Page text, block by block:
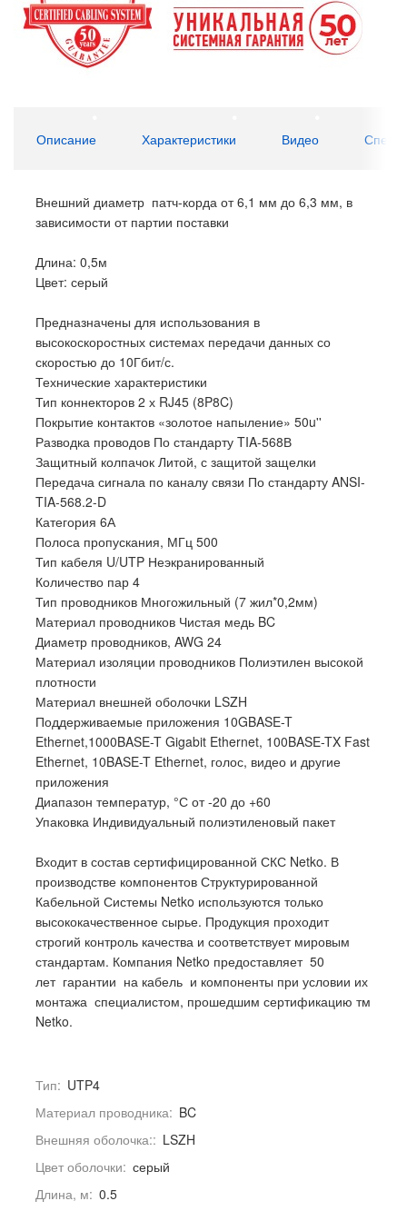
Описание Характеристики Видео
Внешний диаметр патч-корда от 6,1 мм до 6,3 мм, в
зависимости от партии поставки
Длина: 0,5м
Цвет: серый
Предназначены для использования в
высокоскоростных системах передачи данных со
скоростью до 10Гбит/с.
Технические характеристики
Тип коннекторов 2 х RJ45 (8P8C)
Покрытие контактов «золотое напыление» 50u''
Разводка проводов По стандарту TIA-568В
Защитный колпачок Литой, с защитой защелки
Передача сигнала по каналу связи По стандарту ANSI-
TIA-568.2-D
Категория 6А
Полоса пропускания, МГц 500
Тип кабеля U/UTP Неэкранированный
Количество пар 4
Тип проводников Многожильный (7 жил*0,2мм)
Материал проводников Чистая медь BC
Диаметр проводников, AWG 24
Материал изоляции проводников Полиэтилен высокой
плотности
Материал внешней оболочки LSZH
Поддерживаемые приложения 10GBASE-T
Ethernet,1000BASE-T Gigabit Ethernet, 100BASE-TX Fast
Ethernet, 10BASE-T Ethernet, голос, видео и другие
приложения
Диапазон температур, °С от -20 до +60
Упаковка Индивидуальный полиэтиленовый пакет
Входит в состав сертифицированной СКС Netko. В
производстве компонентов Структурированной
Кабельной Системы Netko используются только
высококачественное сырье. Продукция проходит
строгий контроль качества и соответствует мировым
стандартам. Компания Netko предоставляет 50
лет гарантии на кабель и компоненты при условии их
монтажа специалистом, прошедшим сертификацию тм
Netko.
Тип: UTP4
Материал проводника: BC
Внешняя оболочка:: LSZH
Цвет оболочки: серый
Длина, м: 0.5